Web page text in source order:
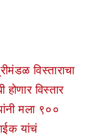
विस्ताराचा
विस्तार
मला ९००
यांचं